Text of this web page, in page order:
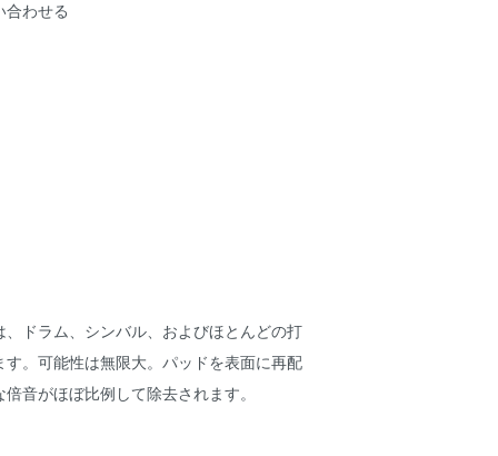
合わせる
ドラム、シンバル、およびほとんどの打
。可能性は無限大。パッドを表面に再配
音がほぼ比例して除去されます。